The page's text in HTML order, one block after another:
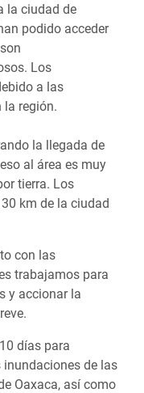
la ciudad de
podido acceder
Los
a las
la región.
la llegada de
al área es muy
tierra. Los
km de la ciudad
con las
trabajamos para
y accionar la
días para
inundaciones de las
Oaxaca, así como